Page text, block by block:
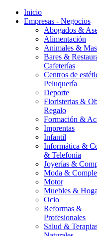
Inicio
Empresas - Negocios
Abogados &
Alimentación
Animales &
Bares &
Cafeterías
Centros de
Peluquería
Deporte
Floristerias &
Regalo
Formación &
Imprentas
Infantil
Informática &
& Telefonía
Joyerías &
Moda &
Motor
Muebles &
Ocio
Reformas &
Profesionales
Salud &